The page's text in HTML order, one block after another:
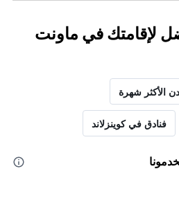
لإقامتك في ماونت
الأكثر شهرة
فنادق في كوينزلاند